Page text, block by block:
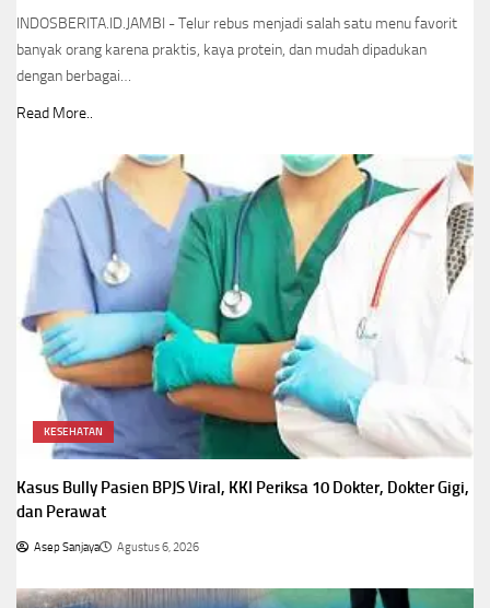
INDOSBERITA.ID.JAMBI - Telur rebus menjadi salah satu menu favorit
banyak orang karena praktis, kaya protein, dan mudah dipadukan
dengan berbagai…
Read More..
KESEHATAN
Kasus Bully Pasien BPJS Viral, KKI Periksa 10 Dokter, Dokter Gigi,
dan Perawat
Asep Sanjaya Agustus 6, 2026